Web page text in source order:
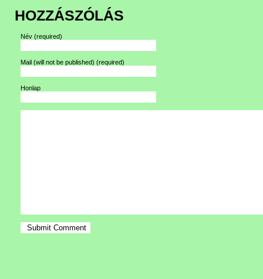
HOZZÁSZÓLÁS
Név (required)
Mail (will not be published) (required)
Honlap